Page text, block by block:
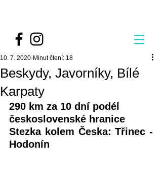
Beskydy, Javorníky, Bílé
Karpaty
10. 7. 2020 Minut čtení: 18
290 km za 10 dní podél
československé hranice
Stezka kolem Česka: Třinec -
Hodonín